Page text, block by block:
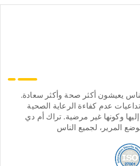
يعيشون أكثر صحة وأكثر سعادة.
عدم كفاءة الرعاية الصحية
وكونها غير مرضية. تراك أم دي
المرير، لجميع الناس